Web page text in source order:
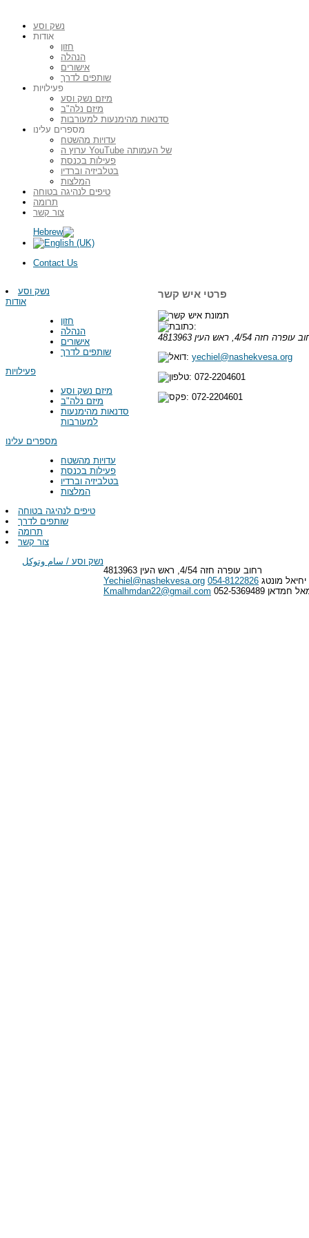
נשק וסע
אודות
חזון
הנהלה
אישורים
שותפים לדרך
פעילויות
מיזם נשק וסע
מיזם נלה"ב
סדנאות מהימנעות למעורבות
מספרים עלינו
עדויות מהשטח
ערוץ ה YouTube של העמותה
פעילות בכנסת
בטלביזיה וברדיו
המלצות
טיפים לנהיגה בטוחה
תרומה
צור קשר
Contact Us
נשק וסע
אודות
חזון
הנהלה
אישורים
שותפים לדרך
פעילויות
מיזם נשק וסע
מיזם נלה"ב
סדנאות מהימנעות
למעורבות
מספרים עלינו
עדויות מהשטח
פעילות בכנסת
בטלביזיה וברדיו
המלצות
טיפים לנהיגה בטוחה
שותפים לדרך
תרומה
צור קשר
פרטי איש קשר
עופרה חזה 4/54, ראש העין
4813963
yechiel@nashekvesa.org
072-2204601
072-2204601
נשק וסע / سام وتوكل
רחוב עופרה חזה 4/54, ראש העין 4813963
מונטג 054-8122826
Yechiel@nashekvesa.org
חמדאן 052-5369489
Kmalhmdan22@gmail.com